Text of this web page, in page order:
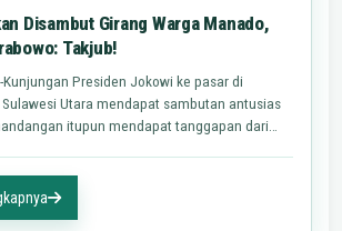
Disambut Girang Warga Manado,
Takjub!
-Kunjungan Presiden Jokowi ke pasar di
Utara mendapat sambutan antusias
itupun mendapat tanggapan dari